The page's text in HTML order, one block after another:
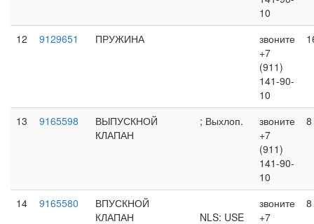
10
12 9129651 ПРУЖИНА
звоните
+7
(911)
141-90-
10
13 9165598
ВЫПУСКНОЙ
КЛАПАН
; Выхлоп.
звоните
+7
(911)
141-90-
10
8
14 9165580
ВПУСКНОЙ
КЛАПАН
NLS: USE
звоните
+7
8